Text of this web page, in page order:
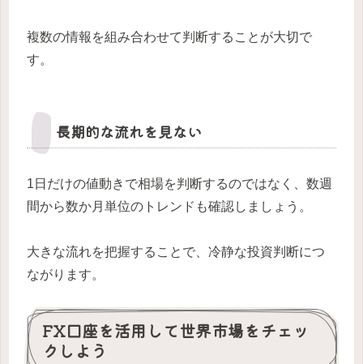
複数の情報を組み合わせて判断することが大切で
す。
長期的な流れを見ない
1日だけの値動きで相場を判断するのではなく、数週
間から数か月単位のトレンドも確認しましょう。
大きな流れを把握することで、冷静な投資判断につ
ながります。
FX口座を活用して世界市場をチェッ
クしよう